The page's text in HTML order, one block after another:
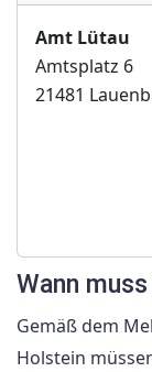
Amt Lütau
Amtsplatz 6
21481
Wann
Gemäß dem
Holstein